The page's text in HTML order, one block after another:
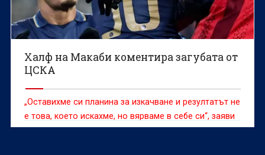
Халф на Макаби коментира загубата от
ЦСКА
„Оставихме си планина за изкачване и резултатът не
е това, което искахме, но вярваме в себе си“, заяви
Итамар Ной